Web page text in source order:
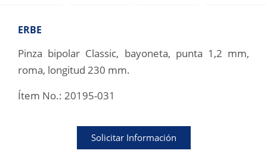
ERBE
Pinza bipolar Classic, bayoneta, punta 1,2 mm,
roma, longitud 230 mm.
Ítem No.: 20195-031
Solicitar Información